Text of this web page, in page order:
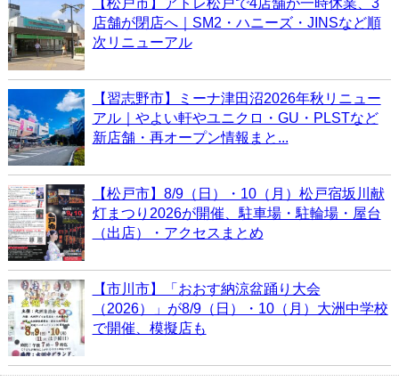
【松戸市】アトレ松戸で4店舗が一時休業、3
店舗が閉店へ｜SM2・ハニーズ・JINSなど順
次リニューアル
【習志野市】ミーナ津田沼2026年秋リニュー
アル｜やよい軒やユニクロ・GU・PLSTなど
新店舗・再オープン情報まと...
【松戸市】8/9（日）・10（月）松戸宿坂川献
灯まつり2026が開催、駐車場・駐輪場・屋台
（出店）・アクセスまとめ
【市川市】「おおす納涼盆踊り大会
（2026）」が8/9（日）・10（月）大洲中学校
で開催、模擬店も